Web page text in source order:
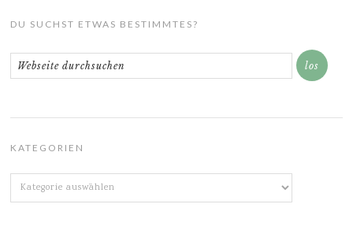
DU SUCHST ETWAS BESTIMMTES?
KATEGORIEN
Kategorien